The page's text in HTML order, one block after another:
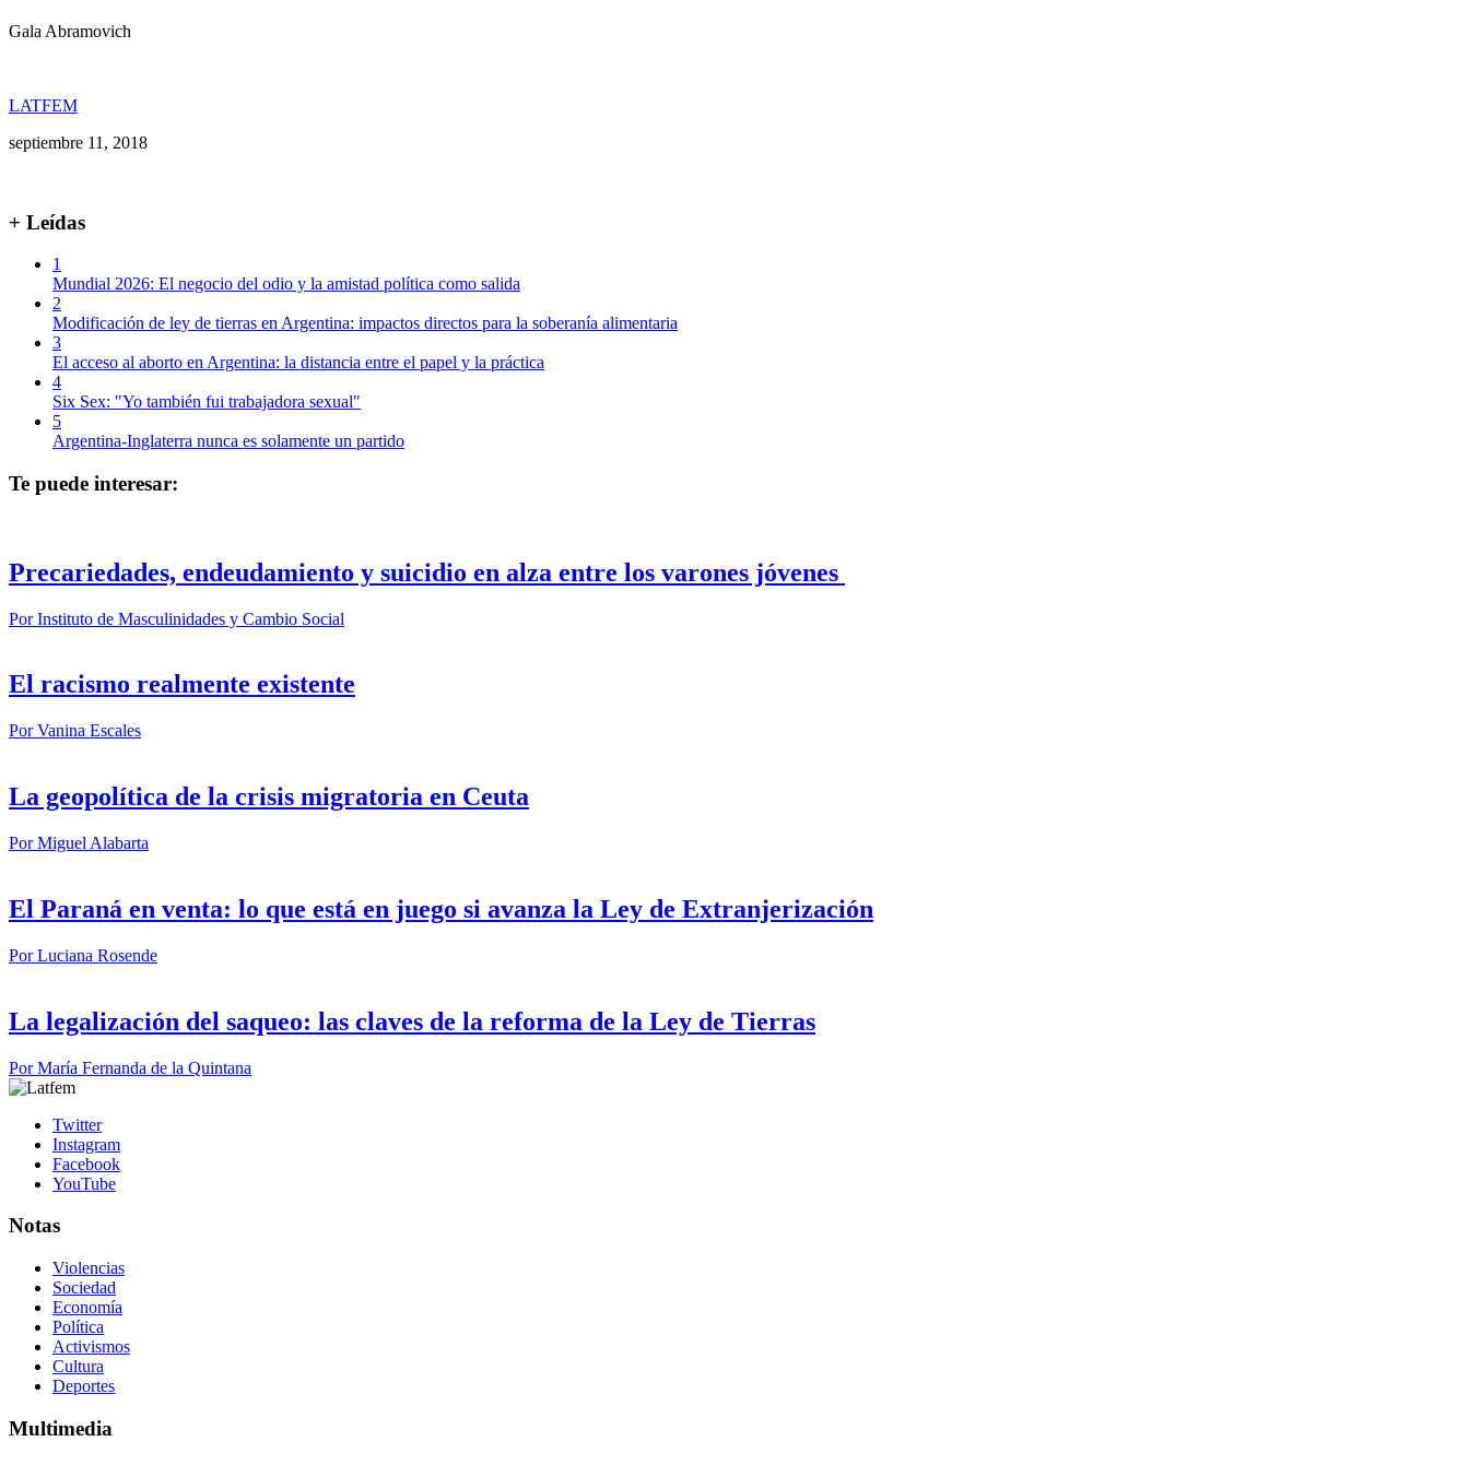
Gala Abramovich
LATFEM
septiembre 11, 2018
+ Leídas
1
Mundial 2026: El negocio del odio y la amistad política como salida
2
Modificación de ley de tierras en Argentina: impactos directos para la soberanía alimentaria
3
El acceso al aborto en Argentina: la distancia entre el papel y la práctica
4
Six Sex: "Yo también fui trabajadora sexual"
5
Argentina-Inglaterra nunca es solamente un partido
Te puede interesar:
Precariedades, endeudamiento y suicidio en alza entre los varones jóvenes
PorInstituto de Masculinidades y Cambio Social
El racismo realmente existente
PorVanina Escales
La geopolítica de la crisis migratoria en Ceuta
PorMiguel Alabarta
El Paraná en venta: lo que está en juego si avanza la Ley de Extranjerización
PorLuciana Rosende
La legalización del saqueo: las claves de la reforma de la Ley de Tierras
PorMaría Fernanda de la Quintana
Twitter
Instagram
Facebook
YouTube
Notas
Violencias
Sociedad
Economía
Política
Activismos
Cultura
Deportes
Multimedia